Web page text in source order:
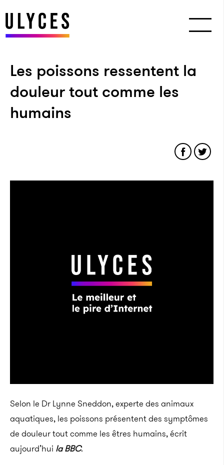
Les poissons ressentent la
douleur tout comme les
humains
Selon le Dr Lynne Sneddon, experte des animaux
aquatiques, les poissons présentent des symptômes
de douleur tout comme les êtres humains, écrit
aujourd’hui la BBC.